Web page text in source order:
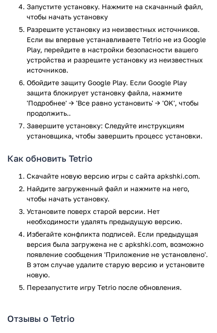
заданий, правила игры несколько меняются: фигуры
нельзя вращать и т.д. Хотите бросить вызов своему
мастерству игры в Тетрис? Тогда скачайте последнюю
версию игры Tetrio с нашего сайта.
Преимущества игры:
Три типа управления:
аналоговый;
при помощи свайпов;
экранный джойстик.
Три типа визуальных эффектов:
классические;
неон;
Классический бесконечный режим.
Красивая 3D-графика.
Поддержка смартфонов и планшетов.
Игра распространяется бесплатно.
Красивая музыка и приятные звуковые эффекты.
Надоели двухмерные вариации Тетриса? Тогда скачайте
Tetrio для Android.
Игра Tetrio прошла проверку антивирусом VirusTotal. В
результате проверки по всем последним сигнатурам
заражения файлов не выявлено.
Запустите установку. Нажмите на скачанный файл,
чтобы начать установку
Разрешите установку из неизвестных источников.
Если вы впервые устанавливаете Tetrio не из Google
Play, перейдите в настройки безопасности вашего
устройства и разрешите установку из неизвестных
источников.
Обойдите защиту Google Play. Если Google Play
защита блокирует установку файла, нажмите
'Подробнее' → 'Все равно установить' → 'OK', чтобы
продолжить..
Завершите установку: Следуйте инструкциям
установщика, чтобы завершить процесс установки.
Как обновить Tetrio
Скачайте новую версию игры с сайта apkshki.com.
Найдите загруженный файл и нажмите на него,
чтобы начать установку.
Установите поверх старой версии. Нет
необходимости удалять предыдущую версию.
Избегайте конфликта подписей. Если предыдущая
версия была загружена не с apkshki.com, возможно
появление сообщения 'Приложение не установлено'.
В этом случае удалите старую версию и установите
новую.
Перезапустите игру Tetrio после обновления.
Отзывы о Tetrio